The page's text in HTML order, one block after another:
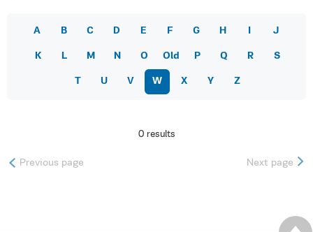
A B C D E F G H I J
K L M N O Old P Q R S
T U V W X Y Z
0 results
Previous page Next page